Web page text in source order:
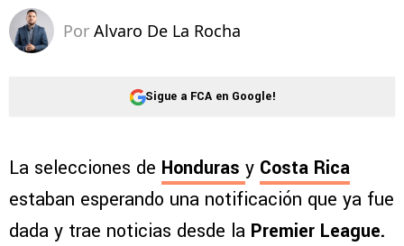
Por Alvaro De La Rocha
Sigue a FCA en Google!
La selecciones de Honduras y Costa Rica
estaban esperando una notificación que ya fue
dada y trae noticias desde la Premier League.